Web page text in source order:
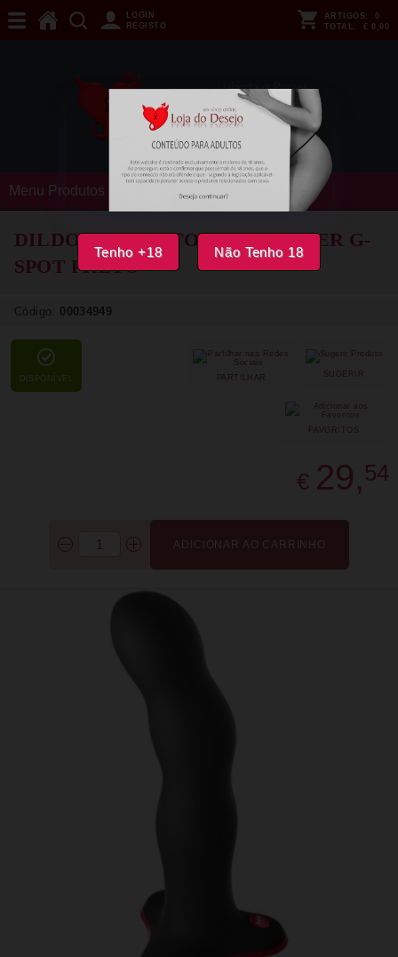
Tenho +18 Não Tenho 18
LOGIN
REGISTO
ARTIGOS:
0
TOTAL: € 0,00
Menu Produtos
DILDO FUN FACTORY - BOUNCER G-
SPOT PRETO
Código: 00034949
DISPONÍVEL SUGERIR
FAVORITOS
€ 29, 54
ADICIONAR AO CARRINHO